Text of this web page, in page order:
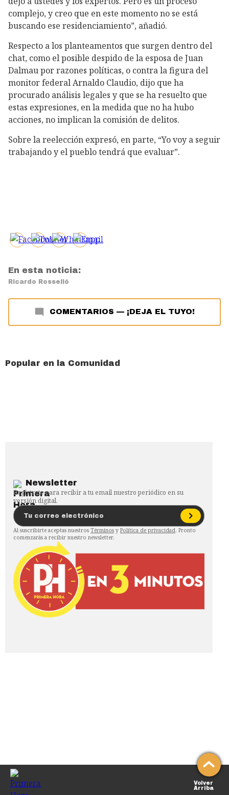
complejo, y creo que en este momento no se está
buscando ese residenciamiento”, añadió.
Respecto a los planteamentos que surgen dentro del
chat, como el posible despido de la esposa de Juan
Dalmau por razones políticas, o contra la figura del
monitor federal Arnaldo Claudio, dijo que ha
procurado análisis legales y que se ha resuelto que
estas expresiones, en la medida que no ha hubo
acciones, no implican la comisión de delitos.
Sobre la reelección expresó, en parte, “Yo voy a seguir
trabajando y el pueblo tendrá que evaluar”.
En esta noticia:
Ricardo Rosselló
COMENTARIOS — ¡DEJA EL TUYO!
Popular en la Comunidad
Newsletter
Regístrate para recibir a tu email nuestro periódico en su
versión digital.
Al suscribirte aceptas nuestros Términos y Política de privacidad. Pronto
comenzarás a recibir nuestro newsletter.
Volver
Arriba